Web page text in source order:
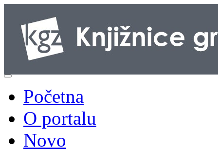
Početna
O portalu
Novo